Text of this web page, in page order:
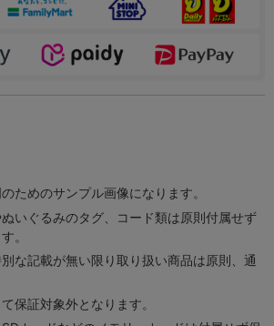
ためのサンプル画像になります。
いぐるみのタグ、コード類は原則付属せず
。
な記載が無い限り取り扱い商品は原則、通
保証対象外となります。